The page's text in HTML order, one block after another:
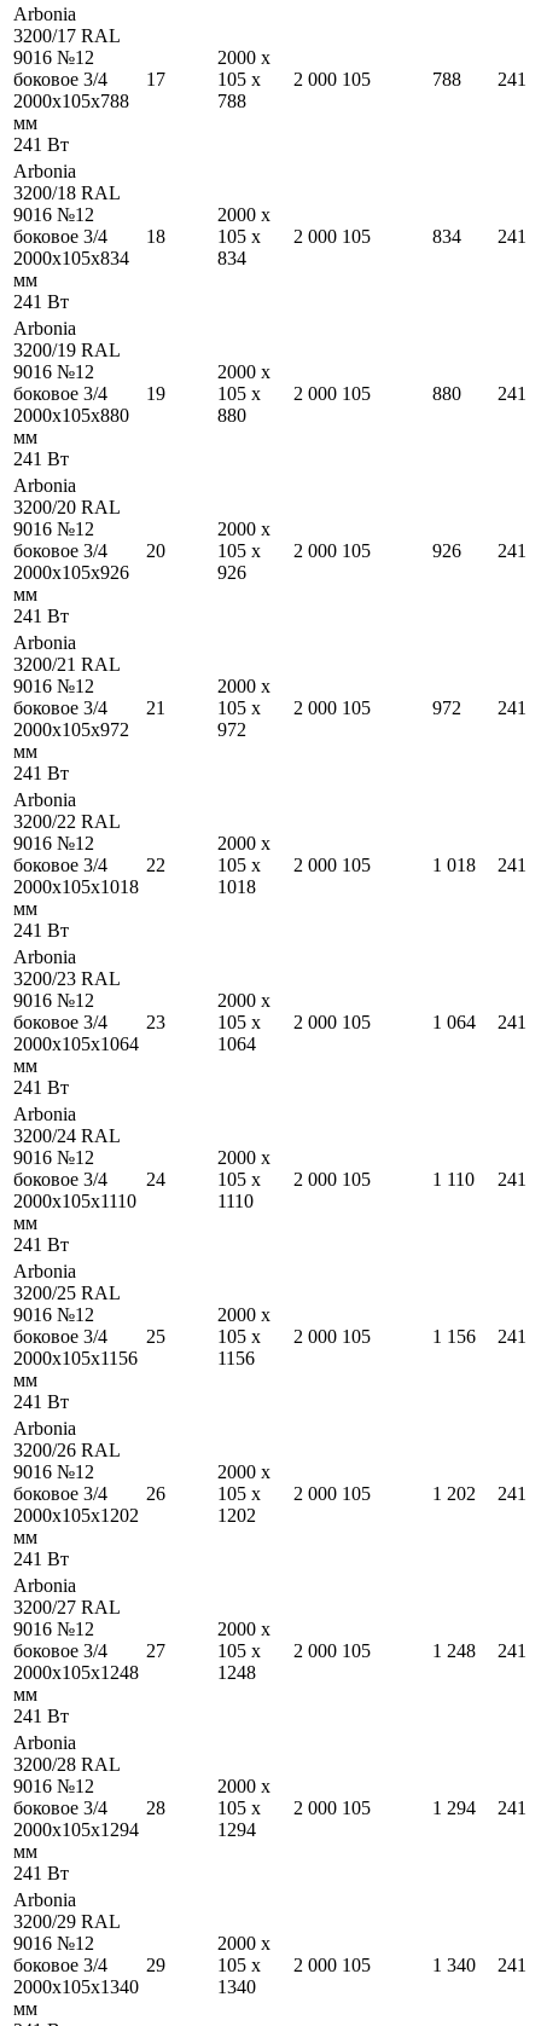
Arbonia
3200/17 RAL
9016 №12
боковое 3/4
2000x105x788
мм
241 Вт
17
2000 x
105 x
788
2 000 105 788 241
Arbonia
3200/18 RAL
9016 №12
боковое 3/4
2000x105x834
мм
241 Вт
18
2000 x
105 x
834
2 000 105 834 241
Arbonia
3200/19 RAL
9016 №12
боковое 3/4
2000x105x880
мм
241 Вт
19
2000 x
105 x
880
2 000 105 880 241
Arbonia
3200/20 RAL
9016 №12
боковое 3/4
2000x105x926
мм
241 Вт
20
2000 x
105 x
926
2 000 105 926 241
Arbonia
3200/21 RAL
9016 №12
боковое 3/4
2000x105x972
мм
241 Вт
21
2000 x
105 x
972
2 000 105 972 241
Arbonia
3200/22 RAL
9016 №12
боковое 3/4
2000x105x1018
мм
241 Вт
22
2000 x
105 x
1018
2 000 105 1 018 241
Arbonia
3200/23 RAL
9016 №12
боковое 3/4
2000x105x1064
мм
241 Вт
23
2000 x
105 x
1064
2 000 105 1 064 241
Arbonia
3200/24 RAL
9016 №12
боковое 3/4
2000x105x1110
мм
241 Вт
24
2000 x
105 x
1110
2 000 105 1 110 241
Arbonia
3200/25 RAL
9016 №12
боковое 3/4
2000x105x1156
мм
241 Вт
25
2000 x
105 x
1156
2 000 105 1 156 241
Arbonia
3200/26 RAL
9016 №12
боковое 3/4
2000x105x1202
мм
241 Вт
26
2000 x
105 x
1202
2 000 105 1 202 241
Arbonia
3200/27 RAL
9016 №12
боковое 3/4
2000x105x1248
мм
241 Вт
27
2000 x
105 x
1248
2 000 105 1 248 241
Arbonia
3200/28 RAL
9016 №12
боковое 3/4
2000x105x1294
мм
241 Вт
28
2000 x
105 x
1294
2 000 105 1 294 241
Arbonia
3200/29 RAL
9016 №12
боковое 3/4
2000x105x1340
мм
29
2000 x
105 x
1340
2 000 105 1 340 241